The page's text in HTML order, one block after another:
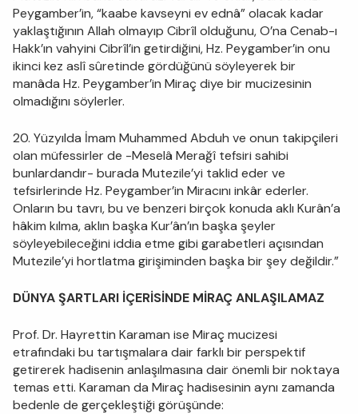
Peygamber’in, “kaabe kavseyni ev ednâ” olacak kadar
yaklaştığının Allah olmayıp Cibrîl olduğunu, O’na Cenab-ı
Hakk’ın vahyini Cibrîl’in getirdiğini, Hz. Peygamber’in onu
ikinci kez aslî sûretinde gördüğünü söyleyerek bir
manâda Hz. Peygamber’in Miraç diye bir mucizesinin
olmadığını söylerler.
20. Yüzyılda İmam Muhammed Abduh ve onun takipçileri
olan müfessirler de -Meselâ Merağî tefsiri sahibi
bunlardandır- burada Mutezile’yi taklid eder ve
tefsirlerinde Hz. Peygamber’in Miracını inkâr ederler.
Onların bu tavrı, bu ve benzeri birçok konuda aklı Kurân’a
hâkim kılma, aklın başka Kur’ân’ın başka şeyler
söyleyebileceğini iddia etme gibi garabetleri açısından
Mutezile’yi hortlatma girişiminden başka bir şey değildir.”
DÜNYA ŞARTLARI İÇERİSİNDE MİRAÇ ANLAŞILAMAZ
Prof. Dr. Hayrettin Karaman ise Miraç mucizesi
etrafındaki bu tartışmalara dair farklı bir perspektif
getirerek hadisenin anlaşılmasına dair önemli bir noktaya
temas etti. Karaman da Miraç hadisesinin aynı zamanda
bedenle de gerçekleştiği görüşünde: